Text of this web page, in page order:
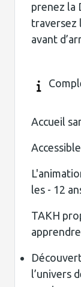
prenez la
traversez
avant
Accueil
les - 12
TAKH
l’univers